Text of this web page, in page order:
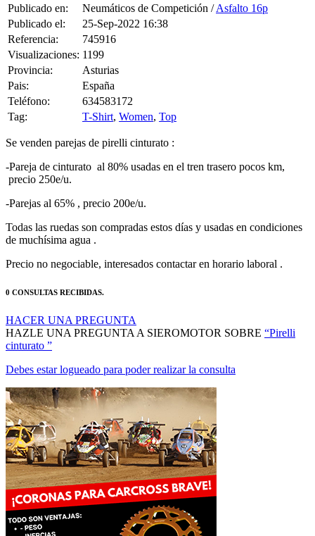
-Parejas al 65% , precio 200e/u.
Todas las ruedas son compradas estos días y usadas en condiciones
de muchísima agua .
Precio no negociable, interesados contactar en horario laboral .
0 CONSULTAS RECIBIDAS.
HACER UNA PREGUNTA
HAZLE UNA PREGUNTA A SIEROMOTOR SOBRE
Debes estar logueado para poder realizar la consulta
MANTENTE AL DÍA DE NUESTRAS NOVEDADES:
ÚNETE